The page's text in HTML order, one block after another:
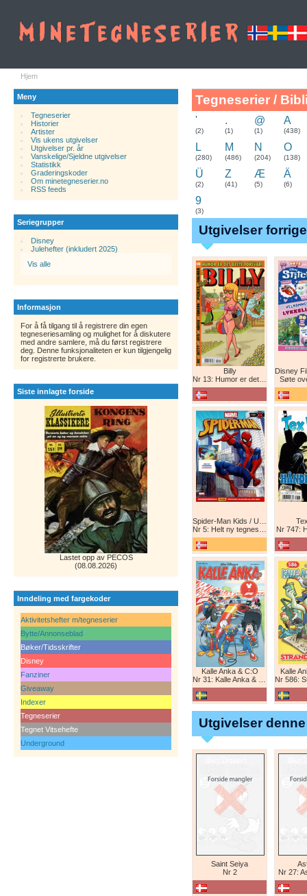
Hjem
Meny
Tegneserier
Historier.
Artister
Vis ukens utgivelser
Utgivelser pr. år
Vanskelige/Sjeldne utgivelser
Statistikk
Graderingskoder
Om minetegneserier.no
RSS feeds
Seriegrupper
Disney
Julehefter (inkludert 2025)
Vis alle
Informasjon
For å få tilgang til å registrere din egen
tegneseriesamling og mulighet for å diskutere
med andre samlere, må du først registrere
deg. Denne funksjonaliteten er kun tilgjengelig
for registrerte brukere.
Siste innlagte forside
Lastet opp av PECOS
(08.08.2026)
Inndeling med fargekoder
Aktivitetshefter m/tegneserier
Bytte/Annonseblad
Bøker/Tidsskrifter
Disney
Fanziner
Giveaway
Indexer
Tegneserier
Tegnet Vitsehefte
Underground
Tegneserier /
'
(2)
.
(1)
@
(1)
A
(438)
L
(280)
M
(486)
N
(204)
O
(138)
Ü
(2)
Z
(41)
Æ
(5)
Ä
(6)
9
(3)
Utgivelser
Billy
Nr 13: Humor er det beste forsvar!
Søte
Nr 5: Helt ny tegneserie! Maskinkrig!
Nr 747:
Kalle Anka & C:O
Nr 31: Kalle Anka & C:O
Kalle
Nr 586:
Utgivelser
Saint Seiya
Nr 2
Nr 27: